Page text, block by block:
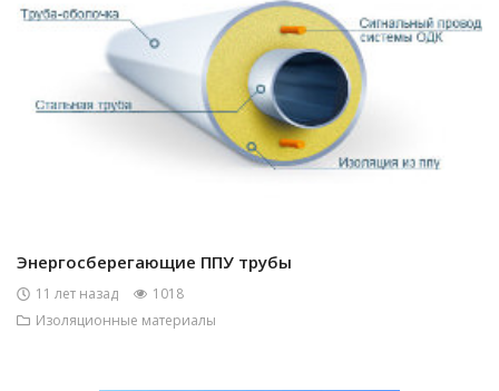
Энергосберегающие ППУ трубы
11 лет назад
1018
Изоляционные материалы